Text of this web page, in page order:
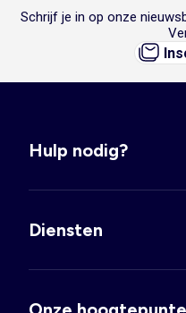
Schrijf je in op onze
Hulp nodig?
Diensten